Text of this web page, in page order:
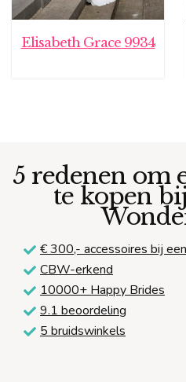
Elisabeth Grace 9934
5 redenen om
te kopen
€ 300,- accessoires bij
CBW-erkend
10000+ Happy Brides
9.1 beoordeling
5 bruidswinkels